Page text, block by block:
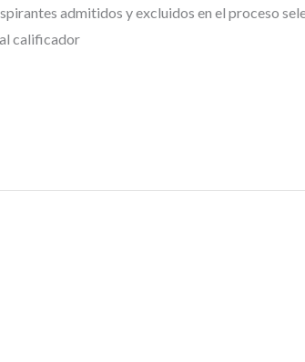
admitidos y excluidos en el proceso
calificador